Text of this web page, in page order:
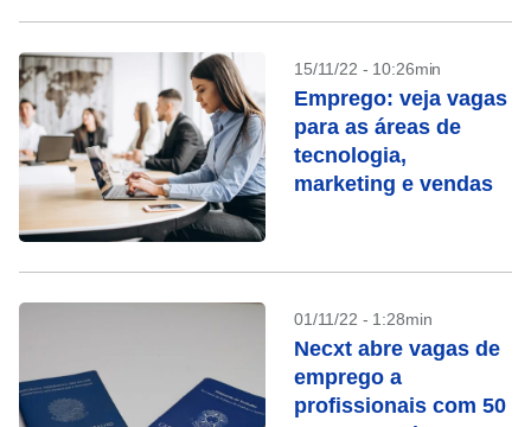
15/11/22 - 10:26min
Emprego: veja vagas
para as áreas de
tecnologia,
marketing e vendas
01/11/22 - 1:28min
Necxt abre vagas de
emprego a
profissionais com 50